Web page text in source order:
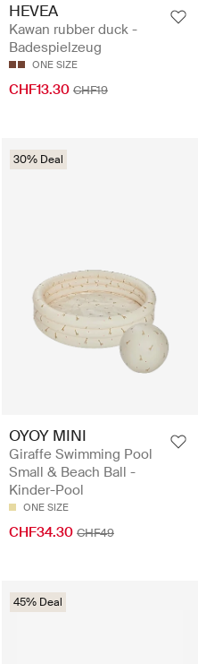
HEVEA
Kawan rubber duck -
Badespielzeug
ONE SIZE
CHF13.30 CHF19
30% Deal
OYOY MINI
Giraffe Swimming Pool
Small & Beach Ball -
Kinder-Pool
ONE SIZE
CHF34.30 CHF49
45% Deal